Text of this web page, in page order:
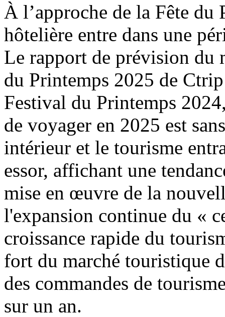
À l’approche de la Fête
hôtelière entre dans une
Le rapport de prévision du
du Printemps 2025 de
Festival du Printemps
de voyager en 2025 est
intérieur et le tourisme
essor, affichant une
mise en œuvre de la
l'expansion continue du «
croissance rapide du
fort du marché touristique
des commandes de
sur un an.